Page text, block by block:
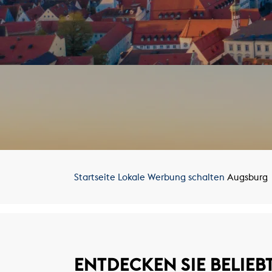
Startseite Lokale Werbung schalten Augsburg
ENTDECKEN SIE